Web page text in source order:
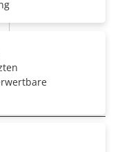
Eigentumswert